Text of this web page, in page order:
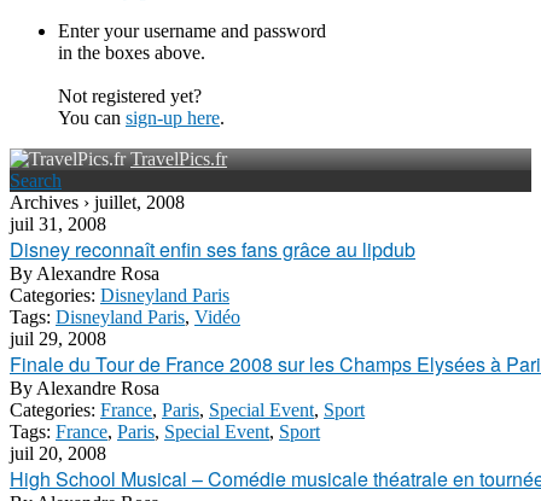
Enter your username and password
in the boxes above.
Not registered yet?
You can sign-up here.
TravelPics.fr
Search
Archives › juillet, 2008
juil 31, 2008
Disney reconnaît enfin ses fans grâce au lipdub
By Alexandre Rosa
Categories: Disneyland Paris
Tags: Disneyland Paris, Vidéo
juil 29, 2008
Finale du Tour de France 2008 sur les Champs Elysées à
By Alexandre Rosa
Categories: France, Paris, Special Event, Sport
Tags: France, Paris, Special Event, Sport
juil 20, 2008
High School Musical – Comédie musicale théatrale en